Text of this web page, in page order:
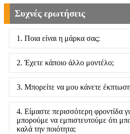
Συχνές ερωτήσεις
1. Ποια είναι η μάρκα σας;
2. Έχετε κάποιο άλλο μοντέλο;
3. Μπορείτε να μου κάνετε
4. Είμαστε περισσότερη φροντίδα
μπορούμε να εμπιστευτούμε ότι
καλά την ποιότητα;